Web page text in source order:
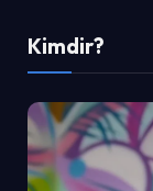
Kimdir?